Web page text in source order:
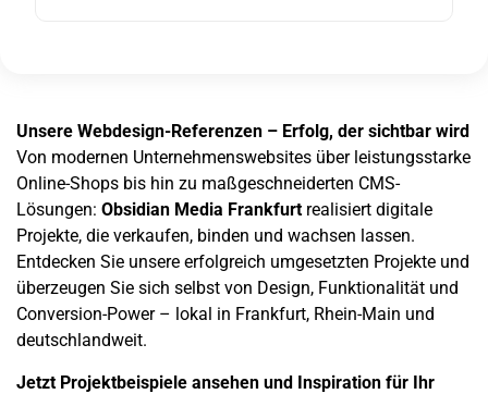
Unsere Webdesign-Referenzen – Erfolg, der sichtbar wird
Von modernen Unternehmenswebsites über leistungsstarke
Online-Shops bis hin zu maßgeschneiderten CMS-
Lösungen: Obsidian Media Frankfurt realisiert digitale
Projekte, die verkaufen, binden und wachsen lassen.
Entdecken Sie unsere erfolgreich umgesetzten Projekte und
überzeugen Sie sich selbst von Design, Funktionalität und
Conversion-Power – lokal in Frankfurt, Rhein-Main und
deutschlandweit.
Jetzt Projektbeispiele ansehen und Inspiration für Ihr